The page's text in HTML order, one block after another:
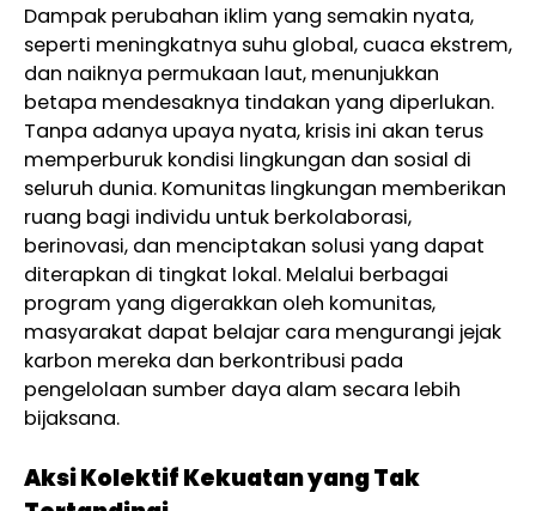
Dampak perubahan iklim yang semakin nyata,
seperti meningkatnya suhu global, cuaca ekstrem,
dan naiknya permukaan laut, menunjukkan
betapa mendesaknya tindakan yang diperlukan.
Tanpa adanya upaya nyata, krisis ini akan terus
memperburuk kondisi lingkungan dan sosial di
seluruh dunia. Komunitas lingkungan memberikan
ruang bagi individu untuk berkolaborasi,
berinovasi, dan menciptakan solusi yang dapat
diterapkan di tingkat lokal. Melalui berbagai
program yang digerakkan oleh komunitas,
masyarakat dapat belajar cara mengurangi jejak
karbon mereka dan berkontribusi pada
pengelolaan sumber daya alam secara lebih
bijaksana.
Aksi Kolektif Kekuatan yang Tak